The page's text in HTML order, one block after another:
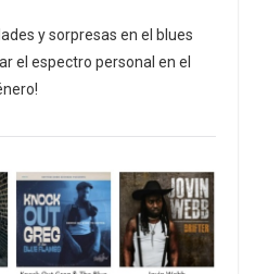
y sorpresas en el blues
el espectro personal en el